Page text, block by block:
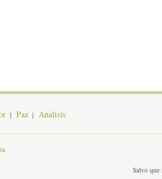
Paz Analisis
Salvo que